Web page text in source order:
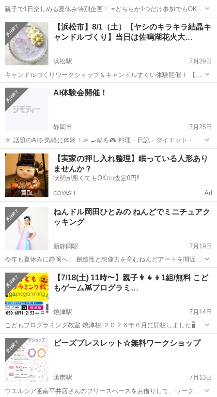
親子で1日楽しめる夏休み特別企画！ ⭐️どちらか1つだけ参加でもOK ✌️
大人だけの参加OK ■日時 2026年8月6日（木） 10:00-12:00（第１部）
14:00-16:00（第２部） ■...
静岡 浜松市 ワークショップ 親子
【浜松市】8/1（土）【ヤシのキラキラ結晶キ
ャンドルづくり】当日は佐鳴湖花火大…
浜松駅
7月29日
キャンドルづくりワークショップ＆キャンドルすくい体験開催！ 【場
所】浜松市中央区の「サーラプラザ佐鳴台」ウェルカムホール。 「浜
松ではデザインポットだけ！キャンドルすくいも同時開催！」 ✨️今年
最後のキャンドル...
静岡 浜松駅 ワークショップ
AI体験会開催！
静岡市
7月25日
🎉 話題のAIを気軽に体験！🎉 🍳📖💪🎮 料理・日記・ダイエット・子
どもの遊びまで！AI体験会開催✨ 🤖 AIって難しそう… 📱 ChatGPTを
使ってみたいけど、何から始めればいいかわからない… ...
静岡 静岡市 ワークショップ 体験会
【実家の押し入れ整理】眠っている人形あり
ませんか？
状態が悪くてもOK🙆‍♀️査定0円‼️
COYASH Ad
ねんドル岡田ひとみの ねんどでミニチュアク
ッキング
新静岡駅
7月19日
今年も夏休みに静岡へ！ 創造性と想像力を育むねんどアートを間近で
体験できる特別な一日講座です。 当日にはご一緒に写真撮影ができる
お楽しみ企画も用意されています。 【開催日時】2026年8月2日(日)
①【午前】1...
静岡 静岡市 新静岡駅 ワークショップ こども
【7/18(土) 11時〜】親子👩‍👧‍👦1組/無料 こど
もゲーム👾プログラミ…
焼津駅
7月14日
こどもプログラミング教室 焼津校 ２０２６年６月に開校しました🖥️ 焼
津市大村中学校正門から、徒歩０分です。 是非、親子でゲーム👾をつ
くって、遊んで学んでください。 【対象】 🟡...
静岡 焼津市 焼津駅 ワークショップ こども
ビーズブレスレット☆無料ワークショップ
函南駅
7月13日
ウエルシア函南平井店さんのフリースペースをお借りして、ワークシ